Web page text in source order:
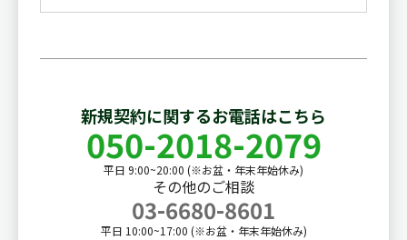
新規契約に関するお電話はこちら
050-2018-2079
平日 9:00~20:00 (※お盆・年末年始休み)
その他のご相談
03-6680-8601
平日 10:00~17:00 (※お盆・年末年始休み)